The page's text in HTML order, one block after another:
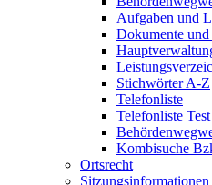
Aufgaben und
Dokumente
Stichwörter A-Z
Telefonliste
Telefonliste Test
Kombisuche
Ortsrecht
Sitzungsinformationen